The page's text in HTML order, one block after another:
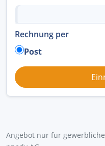
Rechnung per
Post
Angebot nur für